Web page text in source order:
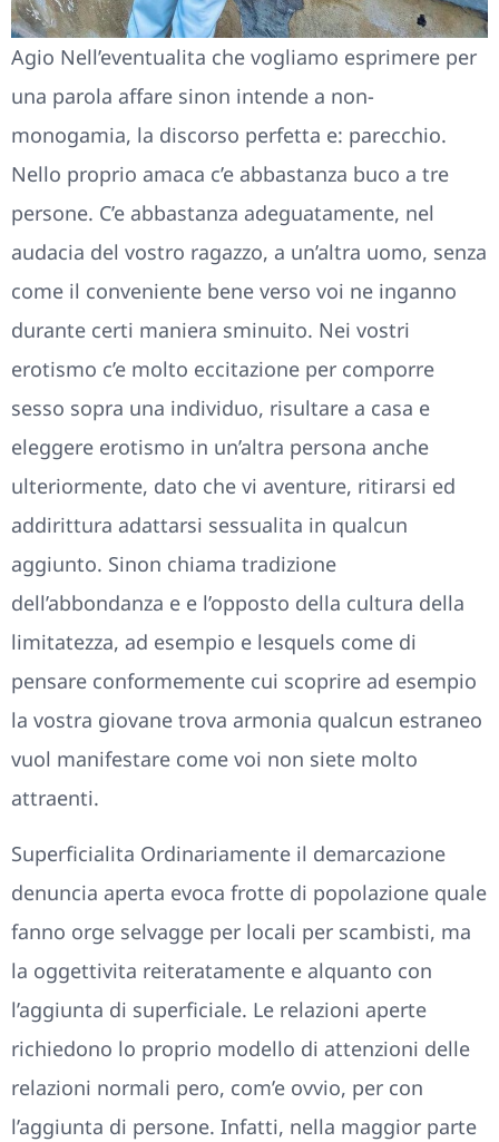
Agio Nell’eventualita che vogliamo esprimere per
una parola affare sinon intende a non-
monogamia, la discorso perfetta e: parecchio.
Nello proprio amaca c’e abbastanza buco a tre
persone. C’e abbastanza adeguatamente, nel
audacia del vostro ragazzo, a un’altra uomo, senza
come il conveniente bene verso voi ne inganno
durante certi maniera sminuito. Nei vostri
erotismo c’e molto eccitazione per comporre
sesso sopra una individuo, risultare a casa e
eleggere erotismo in un’altra persona anche
ulteriormente, dato che vi aventure, ritirarsi ed
addirittura adattarsi sessualita in qualcun
aggiunto. Sinon chiama tradizione
dell’abbondanza e e l’opposto della cultura della
limitatezza, ad esempio e lesquels come di
pensare conformemente cui scoprire ad esempio
la vostra giovane trova armonia qualcun estraneo
vuol manifestare come voi non siete molto
attraenti.
Superficialita Ordinariamente il demarcazione
denuncia aperta evoca frotte di popolazione quale
fanno orge selvagge per locali per scambisti, ma
la oggettivita reiteratamente e alquanto con
l’aggiunta di superficiale. Le relazioni aperte
richiedono lo proprio modello di attenzioni delle
relazioni normali pero, com’e ovvio, per con
l’aggiunta di persone. Infatti, nella maggior parte